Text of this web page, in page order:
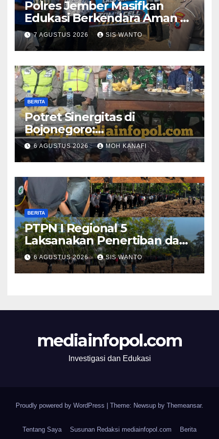
Polres Jember Masifkan
Edukasi Berkendara Aman di
Titik Rawan Kecelakaan
7 AGUSTUS 2026 SIS WANTO
BERITA
​Potret Sinergitas di
Bojonegoro:
Bhabinkamtibmas dan
Babinsa Hadir Lecehkan
Sekat, Amankan Pesta
Warga
6 AGUSTUS 2026 MOH KANAFI
BERITA
PTPN I Regional 5
Laksanakan Penertiban dan
Pengamanan Aset
Perusahaan di Kebun
Mumbul dan Kebun
6 AGUSTUS 2026 SIS WANTO
mediainfopol.com
Investigasi dan Edukasi
Proudly powered by WordPress Theme: Newsup by Themeansar.
Tentang Saya Susunan Redaksi mediainfopol.com Berita